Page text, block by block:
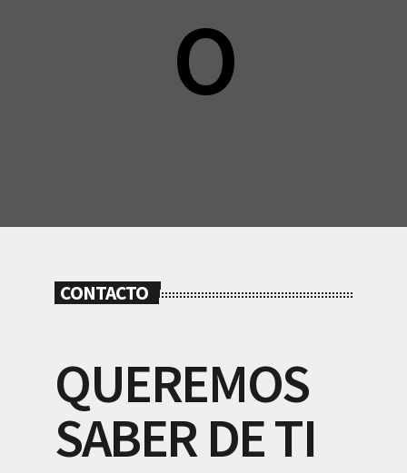
O
CONTACTO
QUEREMOS
SABER DE TI